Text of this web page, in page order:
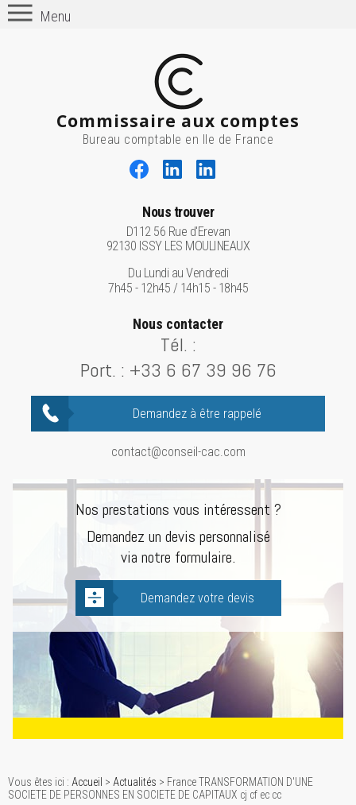
Menu
Commissaire aux comptes
Bureau comptable en Ile de France
Nous trouver
D112 56 Rue d'Erevan
92130 ISSY LES MOULINEAUX
Du Lundi au Vendredi
7h45 - 12h45 / 14h15 - 18h45
Nous contacter
Tél. :
Port. : +33 6 67 39 96 76
Demandez à être rappelé
contact@conseil-cac.com
Nos prestations vous intéressent ?
Demandez un devis personnalisé
via notre formulaire.
Demandez votre devis
Vous êtes ici : Accueil > Actualités > France TRANSFORMATION D'UNE
SOCIETE DE PERSONNES EN SOCIETE DE CAPITAUX cj cf ec cc